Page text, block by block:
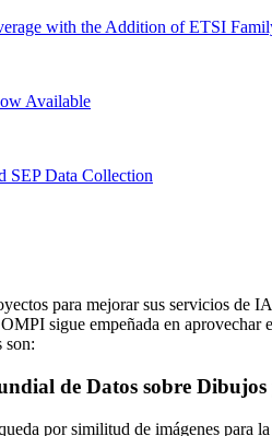
with the Addition of ETSI
Available
SEP Data Collection
para mejorar sus servicios de
sigue empeñada en
son:
de Datos sobre
por similitud de imágenes para